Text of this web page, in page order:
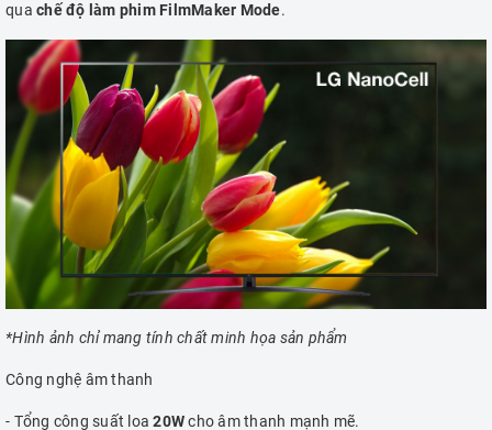
qua chế độ làm phim FilmMaker Mode.
*Hình ảnh chỉ mang tính chất minh họa sản phẩm
Công nghệ âm thanh
- Tổng công suất loa20Wcho âm thanh mạnh mẽ.